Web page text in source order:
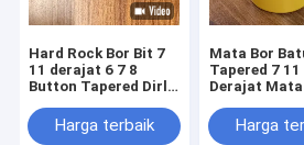
Hard Rock Bor Bit 7
11 derajat 6 7 8
Button Tapered Dirll
Harga terbaik
Mata Bor
Tapered 7 11
Derajat Mata
Harga